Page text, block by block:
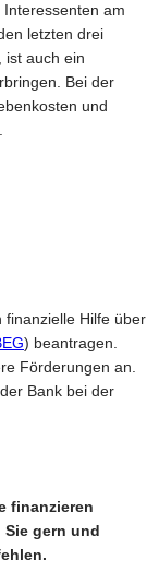
am
letzten drei
ist auch ein
Bei der
und
finanzielle Hilfe über
) beantragen.
Förderungen an.
Bank bei der
finanzieren
gern und